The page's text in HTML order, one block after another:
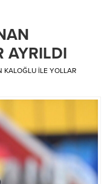
Emre Erdem il 6. sı,
AYRILDI
KALOĞLU İLE YOLLAR